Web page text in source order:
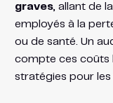
graves, allant de
employés à la
ou de santé. Un
compte ces coûts
stratégies pour les